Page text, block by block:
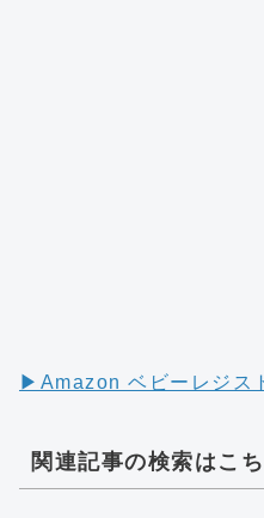
▶︎Amazon ベビーレジス
関連記事の検索はこ